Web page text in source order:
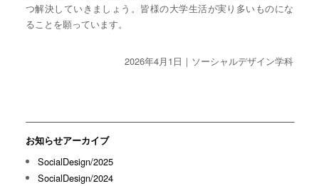
つ解決していきましょう。皆様の大学生活が実り多いものにな
ることを願っています。
2026年4月1日｜ソーシャルデザイン学科
お知らせアーカイブ
SocialDesign/2025
SocialDesign/2024